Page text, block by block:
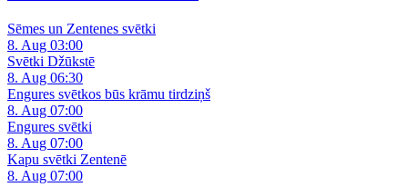
Sēmes un Zentenes svētki
8. Aug 03:00
Svētki Džūkstē
8. Aug 06:30
Engures svētkos būs krāmu tirdziņš
8. Aug 07:00
Engures svētki
8. Aug 07:00
Kapu svētki Zentenē
8. Aug 07:00